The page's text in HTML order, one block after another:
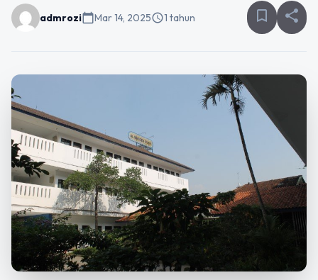
admrozicalendar_todayMar 14, 2025schedule1 tahun bookmark_border share